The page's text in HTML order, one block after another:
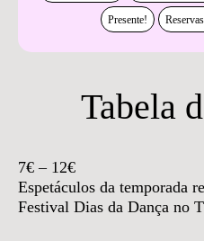
Presente!
Tabela
7€ – 12€
Espetáculos da temporada
Festival Dias da Dança no